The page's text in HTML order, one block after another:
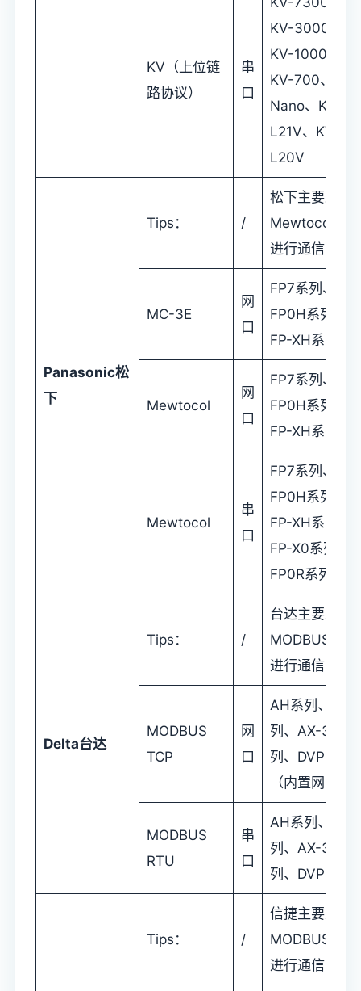
KV（上位链
路协议）
串
口
KV-3000、
KV-1000、
KV-700、KV
Nano、KV-
L21V、KV-
L20V
Panasonic松
下
Tips： /
松下主要采用
Mewtocol协议
进行通信
MC-3E
网
口
FP7系列、
FP0H系列、
FP-XH系列
Mewtocol
网
口
FP7系列、
FP0H系列、
FP-XH系列
Mewtocol
串
口
FP7系列、
FP0H系列、
FP-XH系列、
FP-X0系列、
FP0R系列
Delta台达
Tips： /
台达主要采用
MODBUS协议
进行通信
MODBUS
TCP
网
口
AH系列、AS
列、AX-3系
列、DVP系列
（内置网口）
MODBUS
RTU
串
口
AH系列、AS
列、AX-3系
列、DVP系列
Tips： /
信捷主要采用
MODBUS协议
进行通信